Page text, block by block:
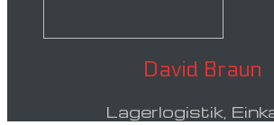
David Braun
Lagerlogistik,